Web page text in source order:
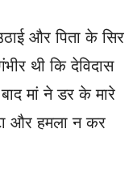
और पिता के सिर
थी कि देविदास
मां ने डर के मारे
और हमला न कर